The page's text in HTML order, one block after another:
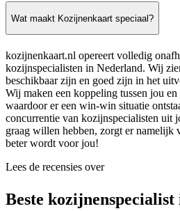
Wat maakt Kozijnenkaart speciaal?
kozijnenkaart.nl opereert volledig
kozijnspecialisten in Nederland. Wij
beschikbaar zijn en goed zijn in het
Wij maken een koppeling tussen jou
waardoor er een win-win situatie
concurrentie van kozijnspecialisten uit
graag willen hebben, zorgt er namelijk
beter wordt voor jou!
Lees de recensies over
Beste